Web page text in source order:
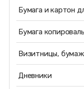
Бумага и картон
Бумага
Визитницы,
Дневники